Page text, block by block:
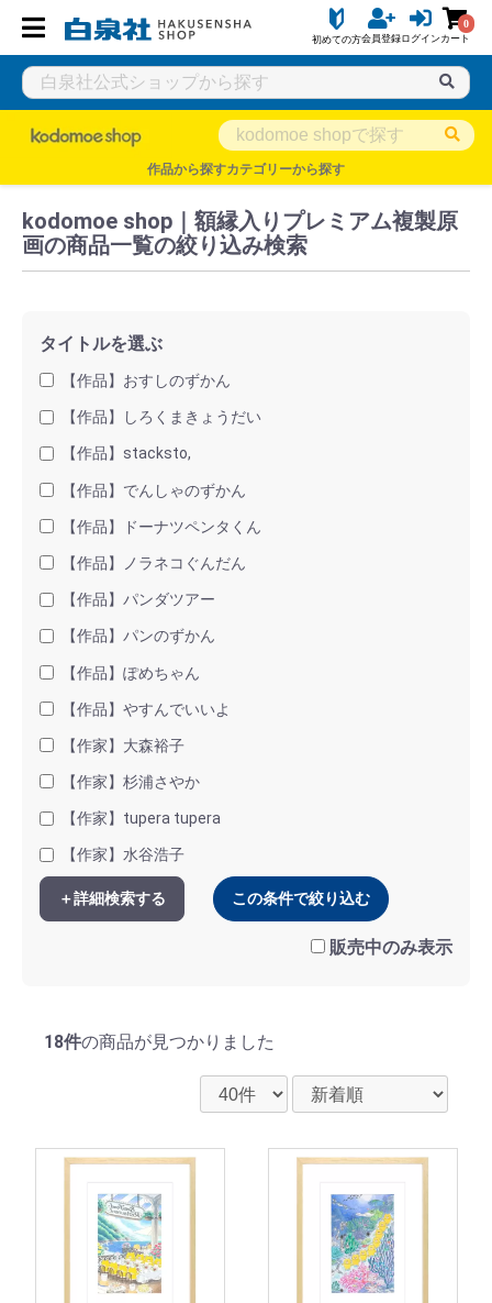
初めての方会員登録ログイン
0
カート
作品から探すカテゴリーから探す
白泉社公式ショップ HAKUSENSHA SHOP タイトル一覧
kodomoe shop｜額縁入りプレミアム複製原
画の商品一覧の絞り込み検索
タイトルを選ぶ
【作品】おすしのずかん
【作品】しろくまきょうだい
【作品】stacksto,
【作品】でんしゃのずかん
【作品】ドーナツペンタくん
【作品】ノラネコぐんだん
【作品】パンダツアー
【作品】パンのずかん
【作品】ぽめちゃん
【作品】やすんでいいよ
【作家】大森裕子
【作家】杉浦さやか
【作家】tupera tupera
【作家】水谷浩子
＋詳細検索する この条件で絞り込む
販売中のみ表示
18件の商品が見つかりました